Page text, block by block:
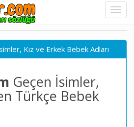
Kız ve Erkek Bebek Adları
Geçen İsimler,
Türkçe Bebek